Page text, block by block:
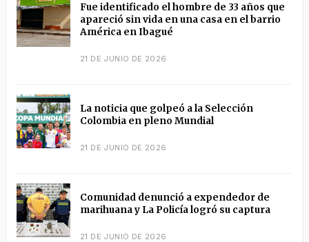
Fue identificado el hombre de 33 años que
apareció sin vida en una casa en el barrio
América en Ibagué
21 DE JUNIO DE 2026
La noticia que golpeó a la Selección
Colombia en pleno Mundial
21 DE JUNIO DE 2026
Comunidad denunció a expendedor de
marihuana y La Policía logró su captura
21 DE JUNIO DE 2026